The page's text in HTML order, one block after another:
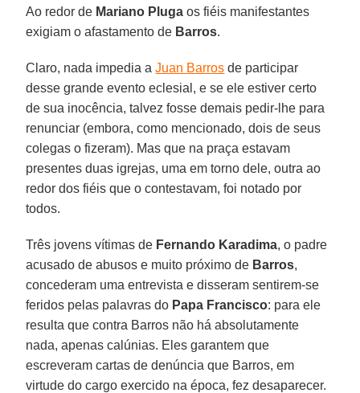
Ao redor de Mariano Pluga os fiéis manifestantes
exigiam o afastamento de Barros.
Claro, nada impedia aJuan Barros de participar
desse grande evento eclesial, e se ele estiver certo
de sua inocência, talvez fosse demais pedir-lhe para
renunciar (embora, como mencionado, dois de seus
colegas o fizeram). Mas que na praça estavam
presentes duas igrejas, uma em torno dele, outra ao
redor dos fiéis que o contestavam, foi notado por
todos.
Três jovens vítimas de Fernando Karadima, o padre
acusado de abusos e muito próximo de Barros,
concederam uma entrevista e disseram sentirem-se
feridos pelas palavras do Papa Francisco: para ele
resulta que contra Barros não há absolutamente
nada, apenas calúnias. Eles garantem que
escreveram cartas de denúncia que Barros, em
virtude do cargo exercido na época, fez desaparecer.